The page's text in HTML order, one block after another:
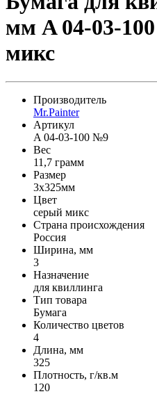
мм A 04-03-
микс
Производитель
Mr.Painter
Артикул
A 04-03-100 №9
Вес
11,7 грамм
Размер
3x325мм
Цвет
серый микс
Страна происхождения
Россия
Ширина, мм
3
Назначение
для квиллинга
Тип товара
Бумага
Количество цветов
4
Длина, мм
325
Плотность, г/кв.м
120